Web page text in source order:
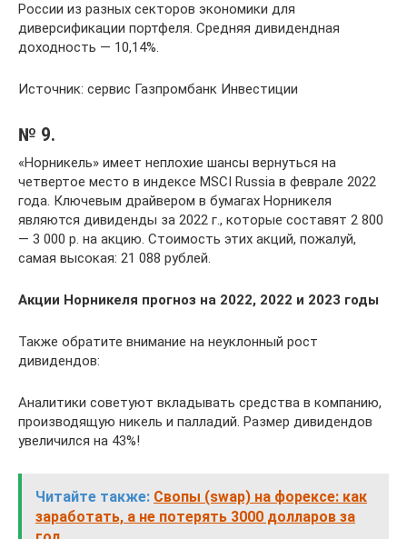
России из разных секторов экономики для
диверсификации портфеля. Средняя дивидендная
доходность — 10,14%.
Источник: сервис Газпромбанк Инвестиции
№ 9.
«Норникель» имеет неплохие шансы вернуться на
четвертое место в индексе MSCI Russia в феврале 2022
года. Ключевым драйвером в бумагах Норникеля
являются дивиденды за 2022 г., которые составят 2 800
— 3 000 р. на акцию. Стоимость этих акций, пожалуй,
самая высокая: 21 088 рублей.
Акции Норникеля прогноз на 2022, 2022 и 2023 годы
Также обратите внимание на неуклонный рост
дивидендов:
Аналитики советуют вкладывать средства в компанию,
производящую никель и палладий. Размер дивидендов
увеличился на 43%!
Читайте также: Свопы (swap) на форексе: как
заработать, а не потерять 3000 долларов за